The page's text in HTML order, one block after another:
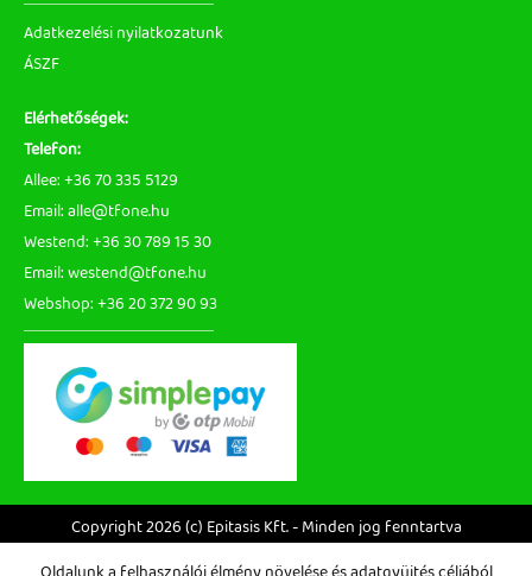
Adatkezelési nyilatkozatunk
ÁSZF
Elérhetőségek:
Telefon:
Allee: +36 70 335 5129
Email: alle@tfone.hu
Westend: +36 30 789 15 30
Email: westend@tfone.hu
Webshop: +36 20 372 90 93
Copyright 2026 (c) Epitasis Kft. - Minden jog fenntartva
Oldalunk a felhasználói élmény növelése és adatgyüjtés céljából